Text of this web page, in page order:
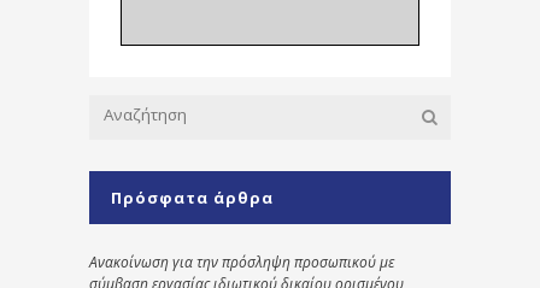
Πρόσφατα άρθρα
Ανακοίνωση για την πρόσληψη προσωπικού με
σύμβαση εργασίας ιδιωτικού δικαίου ορισμένου